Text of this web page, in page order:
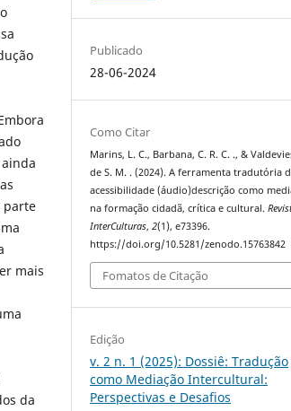
parte
mais
da
Publicado
28-06-2024
Como Citar
Marins, L. C., Barbana, C. R. C. ., &
de S. M. . (2024). A ferramenta tradutória
acessibilidade (áudio)descrição como
na formação cidadã, crítica e cultural.
InterCulturas,2(1), e73396.
https://doi.org/10.5281/zenodo.15763842
Fomatos de Citação
Edição
v. 2 n. 1 (2025): Dossiê: Tradução
como Mediação Intercultural:
Perspectivas e Desafios